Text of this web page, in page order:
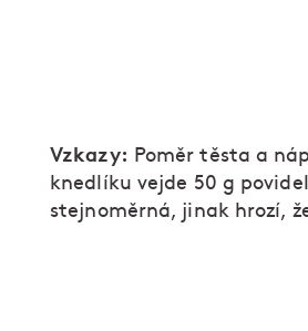
Vzkazy: Poměr těsta a
knedlíku vejde 50 g
stejnoměrná, jinak hrozí,